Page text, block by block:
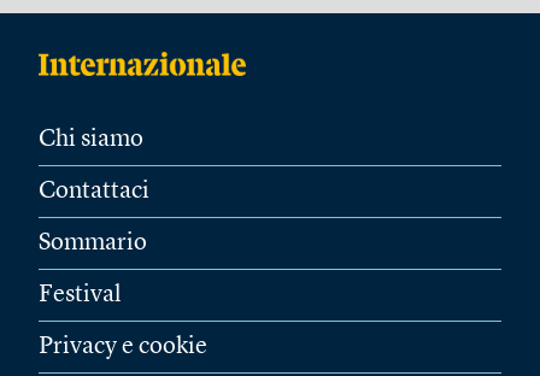
Chi siamo
Contattaci
Sommario
Festival
Privacy e cookie